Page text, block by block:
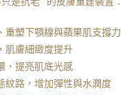
重塑下顎線與蘋果肌支撐力
肌膚細緻度提升
，提亮肌底光感
紋路，增加彈性與水潤度